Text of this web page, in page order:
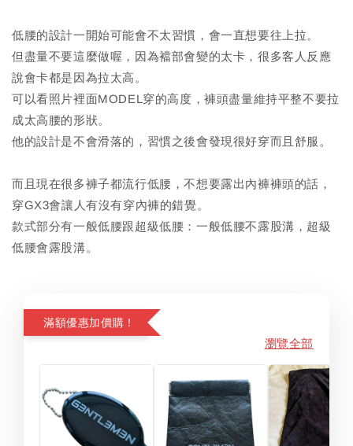
低腰的設計一開始可能會不太習慣，會一直想要往上拉。
但盡量不要這麼做喔，因為襠部會變的太卡，很多客人反應
說會卡都是因為拉太高。
可以看照片裡面MODEL穿的高度，褲頭盡量維持平整不要拉
成太高腰的形狀。
他的設計是不會滑落的，習慣之後會發現很好穿而且舒服。
而且現在很多褲子都流行低腰，不想要露出內褲褲頭的話，
穿GX3會讓人有沒有穿內褲的錯覺。
款式部分有一般低腰跟超級低腰：一般低腰不露股溝，超級
低腰會露股溝。
滿額優惠加價購！
瀏覽全部